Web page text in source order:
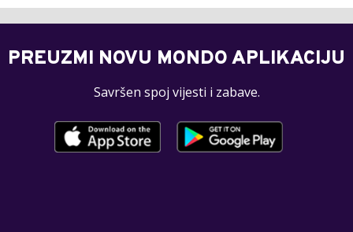
PREUZMI NOVU MONDO APLIKACIJU
Savršen spoj vijesti i zabave.